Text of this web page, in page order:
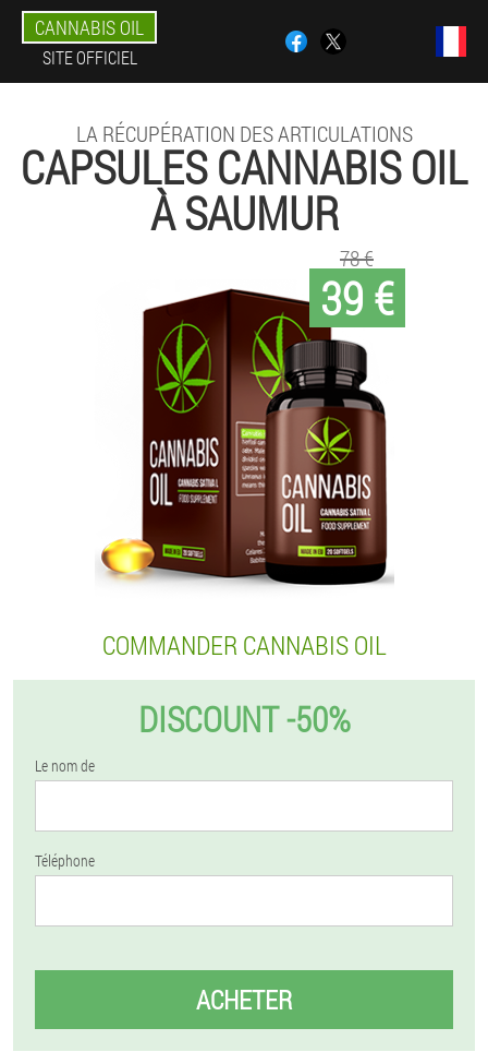
CANNABIS OIL
SITE OFFICIEL
LA RÉCUPÉRATION DES ARTICULATIONS
CAPSULES CANNABIS OIL
À SAUMUR
39 €
78 €
COMMANDER CANNABIS OIL
DISCOUNT -50%
Le nom de
Téléphone
ACHETER